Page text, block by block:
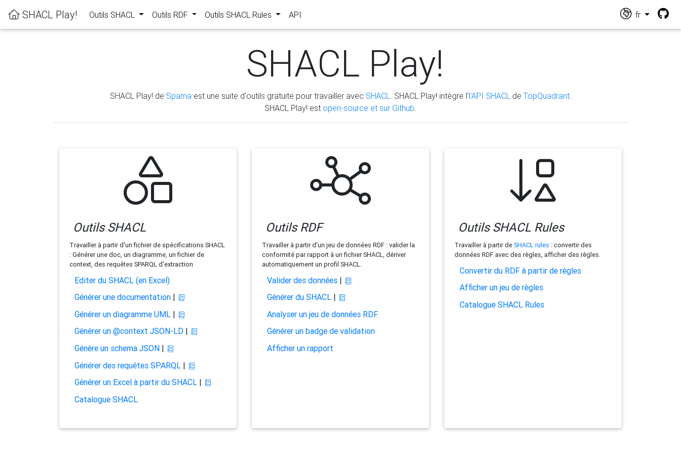
SHACL Play! Outils SHACL Outils RDF Outils SHACL Rules API fr
SHACL Play!
SHACL Play! de Sparna est une suite d'outils gratuite pour travailler avec SHACL . SHACL Play! intègre l'l'API SHACL de TopQuadrant.
SHACL Play! est open-source et sur Github
Outils SHACL
Travailler à partir d'un fichier de spécifications SHACL
: Générer une doc, un diagramme, un fichier de
context, des requêtes SPARQL d'extraction
Editer du SHACL (en Excel)
Générer une documentation|
Générer un diagramme UML|
Générer un @context JSON-LD|
Génère un schema JSON|
Générer des requêtes SPARQL|
Générer un Excel à partir du SHACL|
Catalogue SHACL
Outils RDF
Travailler à partir d'un jeu de données RDF : valider la
conformité par rapport à un fichier SHACL, dériver
automatiquement un profil SHACL.
Valider des données|
Générer du SHACL|
Analyser un jeu de données RDF
Générer un badge de validation
Afficher un rapport
Outils SHACL Rules
Travailler à partir deSHACL rules : convertir des
données RDF avec des règles, afficher des règles.
Convertir du RDF à partir de règles
Afficher un jeu de règles
Catalogue SHACL Rules